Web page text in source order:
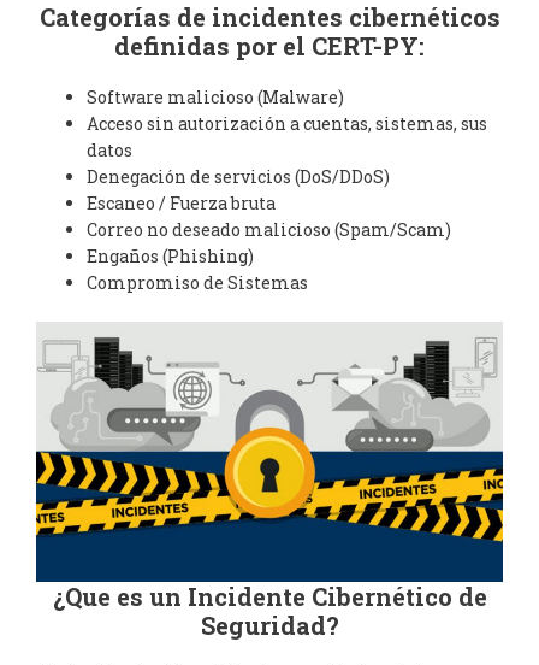
Categorías de incidentes cibernéticos
definidas por el CERT-PY:
Software malicioso (Malware)
Acceso sin autorización a cuentas, sistemas, sus
datos
Denegación de servicios (DoS/DDoS)
Escaneo / Fuerza bruta
Correo no deseado malicioso (Spam/Scam)
Engaños (Phishing)
Compromiso de Sistemas
¿Que es un Incidente Cibernético de
Seguridad?